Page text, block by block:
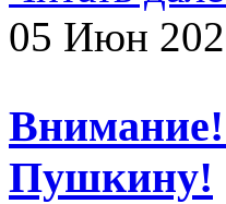
05 Июн
Пушкину!